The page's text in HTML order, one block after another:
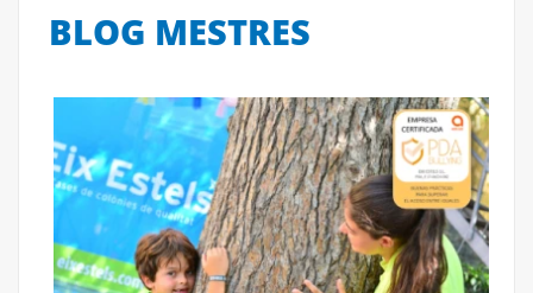
BLOG MESTRES